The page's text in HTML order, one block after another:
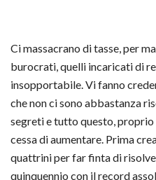
Ci massacrano ditasse, per
burocrati, quelli incaricati di
insopportabile. Vi fanno
che non ci sono abbastanza
segreti e tutto questo, proprio
cessa di aumentare. Prima
quattrini per far finta di
quinquennio con il record